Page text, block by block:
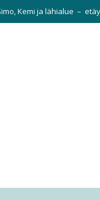
Kemi ja lähialue –